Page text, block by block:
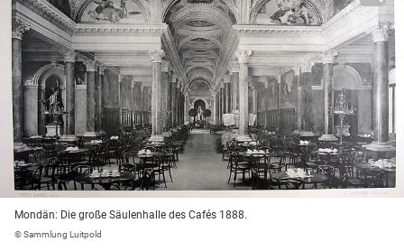
Mondän: Die große Säulenhalle des Cafés 1888.
© Sammlung Luitpold